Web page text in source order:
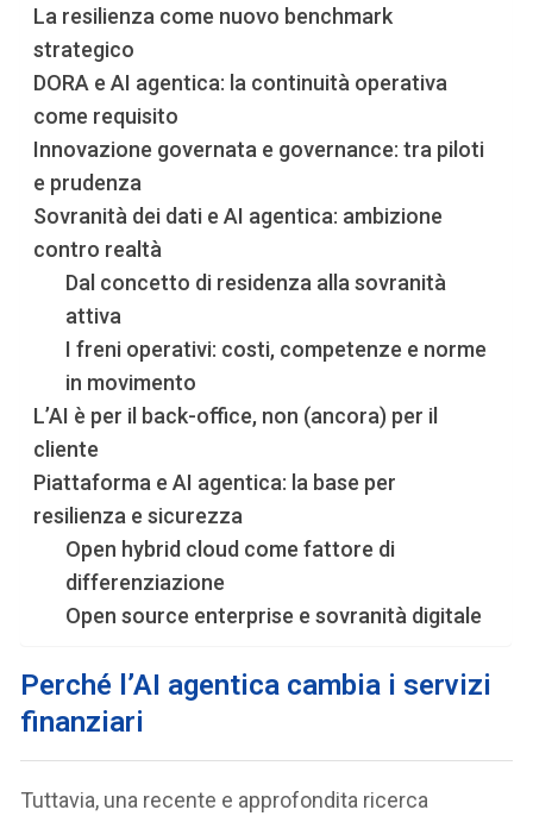
La resilienza come nuovo benchmark
strategico
DORA e AI agentica: la continuità operativa
come requisito
Innovazione governata e governance: tra piloti
e prudenza
Sovranità dei dati e AI agentica: ambizione
contro realtà
Dal concetto di residenza alla sovranità
attiva
I freni operativi: costi, competenze e norme
in movimento
L’AI è per il back-office, non (ancora) per il
cliente
Piattaforma e AI agentica: la base per
resilienza e sicurezza
Open hybrid cloud come fattore di
differenziazione
Open source enterprise e sovranità digitale
Perché l’AI agentica cambia i servizi
finanziari
Tuttavia, una recente e approfondita ricerca